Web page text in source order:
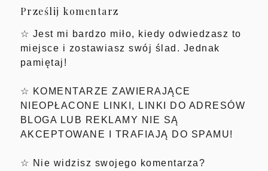
Prześlij komentarz
☆ Jest mi bardzo miło, kiedy odwiedzasz to
miejsce i zostawiasz swój ślad. Jednak
pamiętaj!
☆ KOMENTARZE ZAWIERAJĄCE
NIEOPŁACONE LINKI, LINKI DO ADRESÓW
BLOGA LUB REKLAMY NIE SĄ
AKCEPTOWANE I TRAFIAJĄ DO SPAMU!
☆ Nie widzisz swojego komentarza?